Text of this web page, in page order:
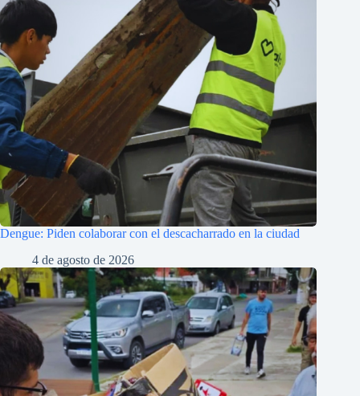
Dengue: Piden colaborar con el descacharrado en la ciudad
4 de agosto de 2026